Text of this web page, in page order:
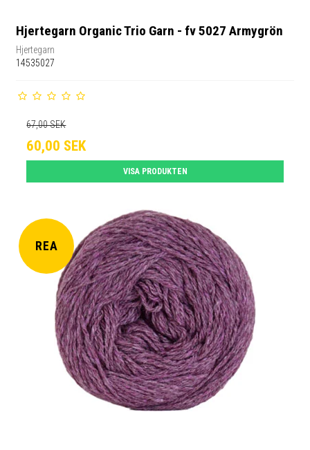
Hjertegarn Organic Trio Garn - fv 5027 Armygrön
Hjertegarn
14535027
67,00 SEK
60,00 SEK
VISA PRODUKTEN
REA